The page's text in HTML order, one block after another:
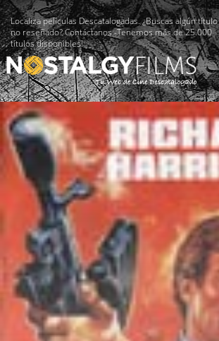
Localiza películas Descatalogadas. ¿Buscas algún título
no reseñado? Contáctanos -Tenemos más de 25.000
títulos disponibles!